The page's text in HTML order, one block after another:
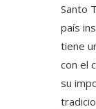
Santo
país
tiene
con el
su